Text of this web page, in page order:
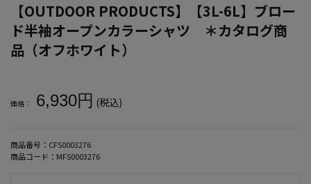
【OUTDOOR PRODUCTS】【3L-6L】ブロー
ド半袖オープンカラーシャツ ＊カタログ商
品（オフホワイト）
価格： 6,930円 (税込)
商品番号： CFS0003276
商品コード： MFS0003276